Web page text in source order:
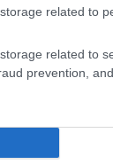
related to
related to
prevention,
YouTube,